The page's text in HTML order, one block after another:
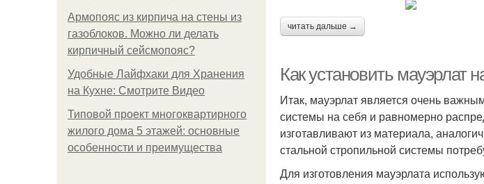
Армопояс из кирпича на стены из
газоблоков. Можно ли делать
кирпичный сейсмопояс?
Удобные Лайфхаки для Хранения
на Кухне: Смотрите Видео
Типовой проект многоквартирного
жилого дома 5 этажей: основные
особенности и преимущества
читать дальше →
Как установить мауэрлат
Итак, мауэрлат является очень
системы на себя и равномерно
изготавливают из материала,
стальной стропильной системы
Для изготовления мауэрлата